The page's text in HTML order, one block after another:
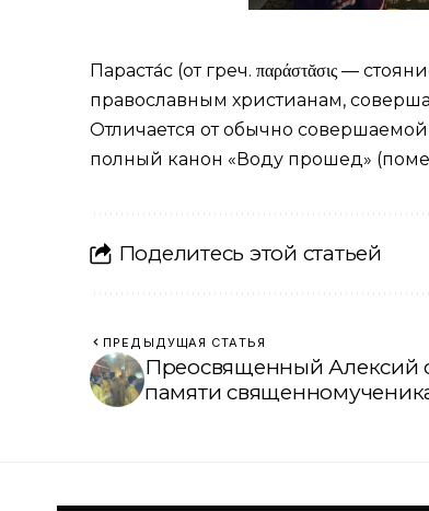
Параста́с (от греч. παράστᾰσις —
православным христианам,
Отличается от обычно
полный канон «Воду прошед»
Поделитесь этой статьей
ПРЕДЫДУЩАЯ СТАТЬЯ
Преосвященный Алексий
памяти